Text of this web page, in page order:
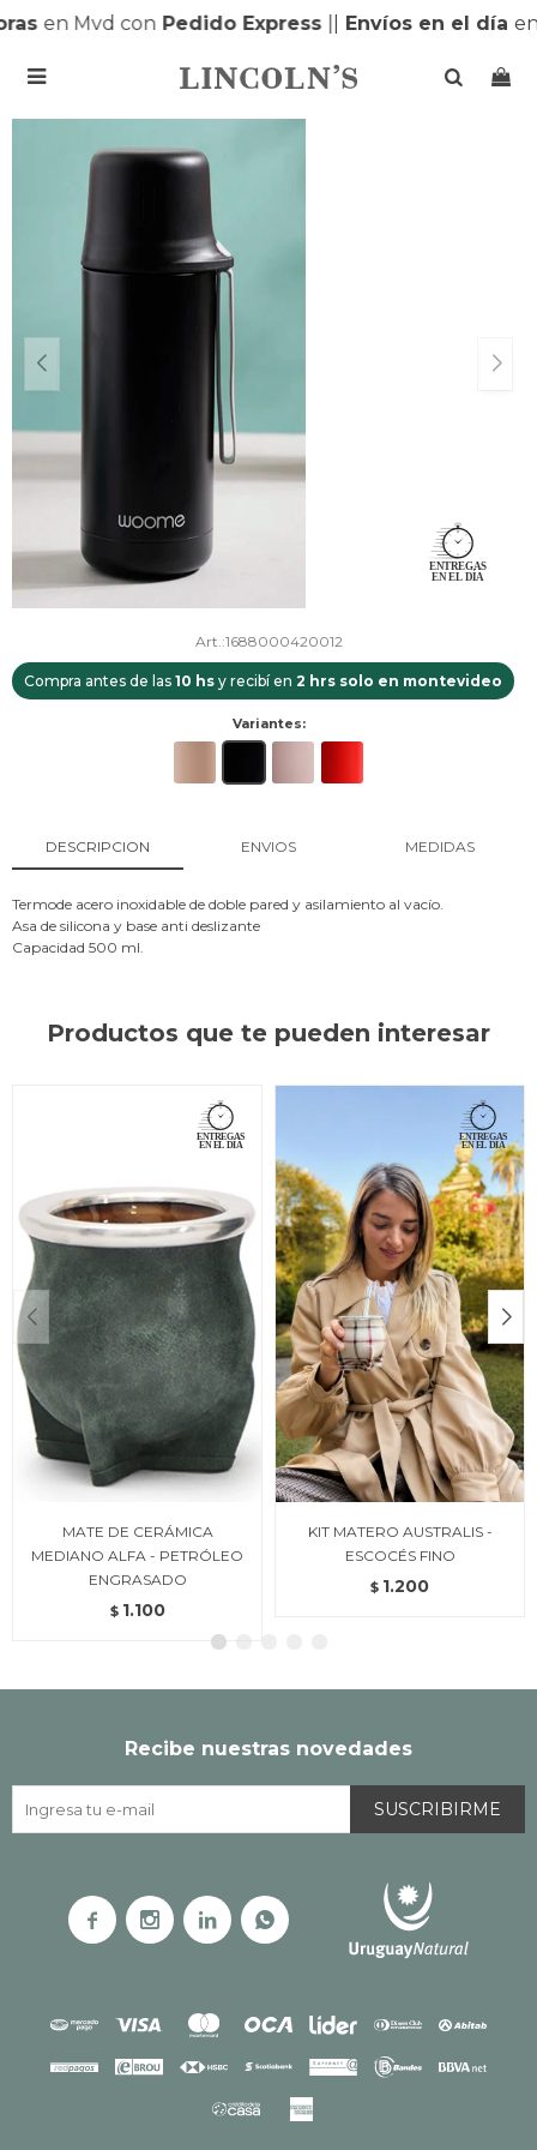
en Mvd conPedido Express|| Envíos en el díaen

1688000420012
Compra antes de las 10 hs y recibí en 2 hrs solo en montevideo
Variantes:
DESCRIPCION ENVIOS MEDIDAS
Termode acero inoxidable de doble pared y asilamiento al vacío.
Asa de silicona y base anti deslizante
Capacidad 500 ml.
Productos que te pueden interesar
MATE DE CERÁMICA
MEDIANO ALFA - PETRÓLEO
ENGRASADO
$ 1.100
KIT MATERO AUSTRALIS -
ESCOCÉS FINO
$ 1.200
Recibe nuestras novedades
SUSCRIBIRME
   